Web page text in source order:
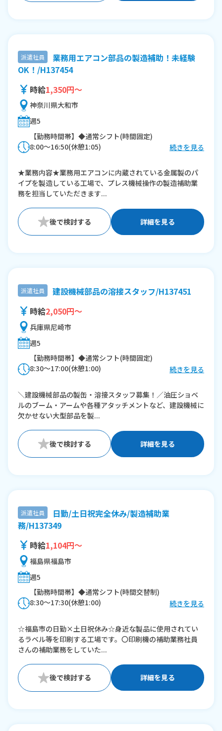
派遣社員
業務用エアコン部品の製造補助！未経験
OK！/H137454
時給1,350円～
神奈川県大和市
週5
【勤務時間帯】◆通常シフト(時間固定)
8:00〜16:50(休憩1:05)
※残業：0時間程度/月
続きを見る
★業務内容★業務用エアコンに内蔵されている金属製のパ
イプを製造している工場で、プレス機械操作の製造補助業
務を担当していただきます...
詳細を見る
派遣社員
建設機械部品の溶接スタッフ/H137451
時給2,050円～
兵庫県尼崎市
週5
【勤務時間帯】◆通常シフト(時間固定)
8:30〜17:00(休憩1:00)
※残業：0〜20時間程度/月
続きを見る
＼建設機械部品の製缶・溶接スタッフ募集！／油圧ショベ
ルのブーム・アームや各種アタッチメントなど、建設機械に
欠かせない大型部品を製...
詳細を見る
派遣社員
日勤/土日祝完全休み/製造補助業
務/H137349
時給1,104円～
福島県福島市
週5
【勤務時間帯】◆通常シフト(時間交替制)
8:30〜17:30(休憩1:00)
※残業：20〜30時間程度/月
続きを見る
☆福島市の日勤×土日祝休み☆身近な製品に使用されてい
るラベル等を印刷する工場です。〇印刷機の補助業務社員
さんの補助業務をしていた...
詳細を見る